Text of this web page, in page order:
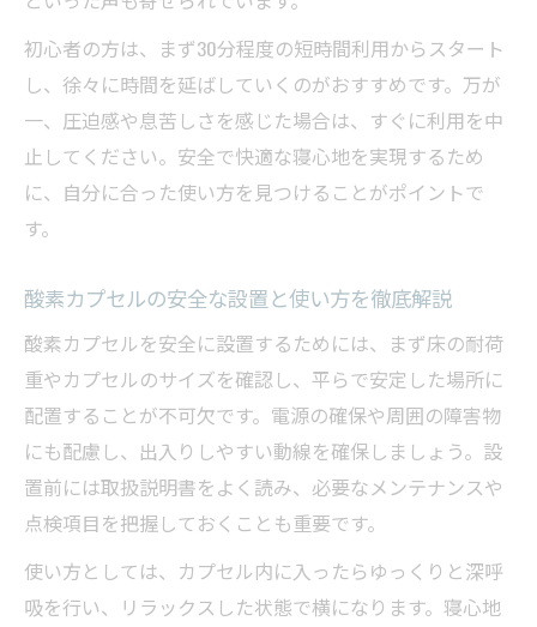
初心者の方は、まず30分程度の短時間利用からスタート
し、徐々に時間を延ばしていくのがおすすめです。万が
一、圧迫感や息苦しさを感じた場合は、すぐに利用を中
止してください。安全で快適な寝心地を実現するため
に、自分に合った使い方を見つけることがポイントで
す。
酸素カプセルの安全な設置と使い方を徹底解説
酸素カプセルを安全に設置するためには、まず床の耐荷
重やカプセルのサイズを確認し、平らで安定した場所に
配置することが不可欠です。電源の確保や周囲の障害物
にも配慮し、出入りしやすい動線を確保しましょう。設
置前には取扱説明書をよく読み、必要なメンテナンスや
点検項目を把握しておくことも重要です。
使い方としては、カプセル内に入ったらゆっくりと深呼
吸を行い、リラックスした状態で横になります。寝心地